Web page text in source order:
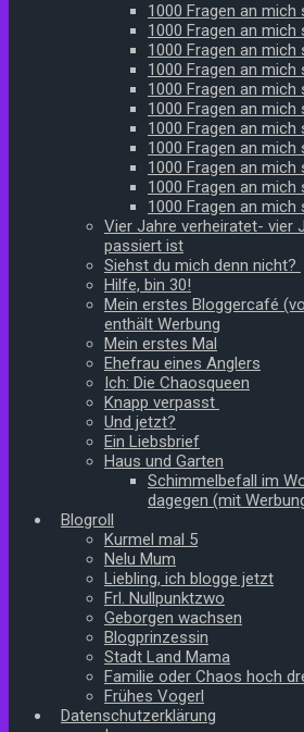
1000 Fragen an mich
1000 Fragen an mich
1000 Fragen an mich
1000 Fragen an mich
1000 Fragen an mich
1000 Fragen an mich
1000 Fragen an mich
1000 Fragen an mich
1000 Fragen an mich
1000 Fragen an mich
1000 Fragen an mich
Vier Jahre verheiratet- vier
passiert ist
Siehst du mich denn nicht?
Hilfe, bin 30!
Mein erstes Bloggercafé
enthält Werbung
Mein erstes Mal
Ehefrau eines Anglers
Ich: Die Chaosqueen
Knapp verpasst
Und jetzt?
Ein Liebsbrief
Haus und Garten
Schimmelbefall im
dagegen (mit
Blogroll
Kurmel mal 5
Nelu Mum
Liebling, ich blogge jetzt
Frl. Nullpunktzwo
Geborgen wachsen
Blogprinzessin
Stadt Land Mama
Familie oder Chaos hoch
Frühes Vogerl
Datenschutzerklärung